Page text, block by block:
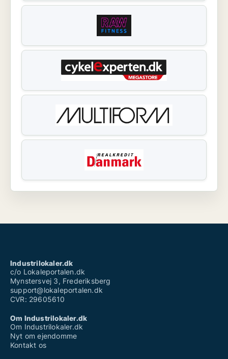
Industrilokaler.dk
c/o Lokaleportalen.dk
Mynstersvej 3, Frederiksberg
support@lokaleportalen.dk
CVR: 29605610
Om Industrilokaler.dk
Om Industrilokaler.dk
Nyt om ejendomme
Kontakt os